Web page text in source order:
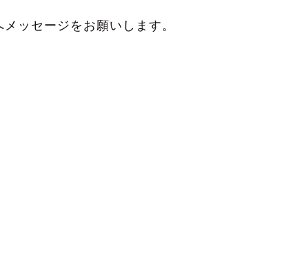
ッセージをお願いします。